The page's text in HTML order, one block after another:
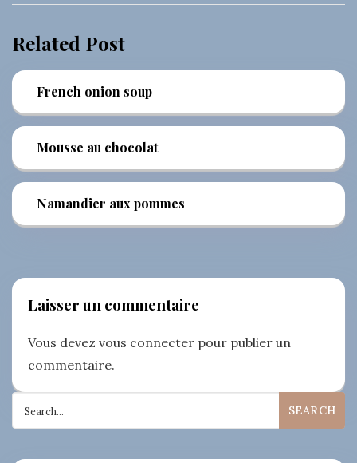
Related Post
French onion soup
Mousse au chocolat
Namandier aux pommes
Laisser un commentaire
Vous devez vous connecter pour publier un
commentaire.
for: